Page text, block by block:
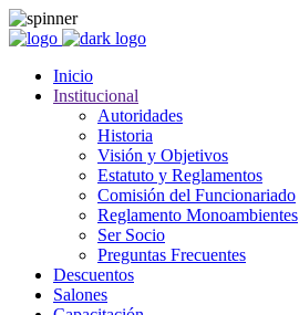
Inicio
Institucional
Autoridades
Historia
Visión y Objetivos
Estatuto y Reglamentos
Comisión del Funcionariado
Reglamento Monoambientes
Ser Socio
Preguntas Frecuentes
Descuentos
Salones